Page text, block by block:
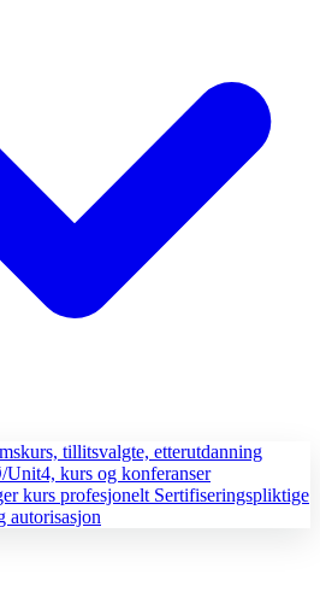
tillitsvalgte, etterutdanning
kurs og konferanser
kurs profesjonelt Sertifiseringspliktige
autorisasjon